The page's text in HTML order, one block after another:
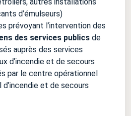
autres installations
d’émulseurs)
prévoyant l’intervention des
des services publics de
auprès des services
d’incendie et de secours
par le centre opérationnel
et de secours